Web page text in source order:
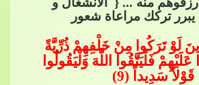
يبرر تركك مراعاة شعور
لَوْ تَرَكُوا مِنْ خَلْفِهِمْ ذُرِّيَّةً
فَلْيَتَّقُوا اللَّهَ وَلْيَقُولُوا
قَوْلاً سَدِيداً (9)